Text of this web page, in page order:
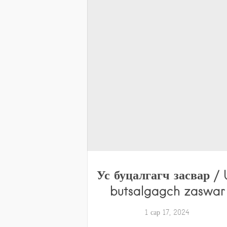
Ус буцалгагч засвар /
butsalgagch zaswar
1 сар 17, 2024